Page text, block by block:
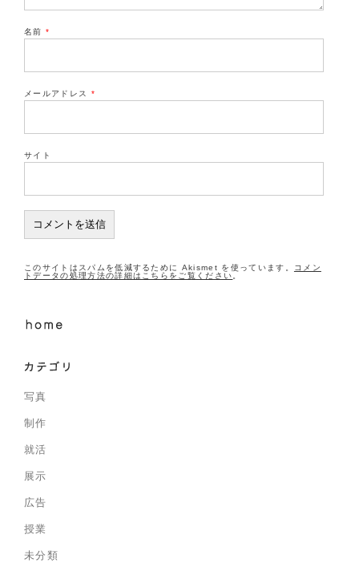
名前 *
メールアドレス *
サイト
このサイトはスパムを低減するために Akismet を使っています。 コメン
トデータの処理方法の詳細はこちらをご覧ください
写真
制作
就活
展示
広告
授業
未分類